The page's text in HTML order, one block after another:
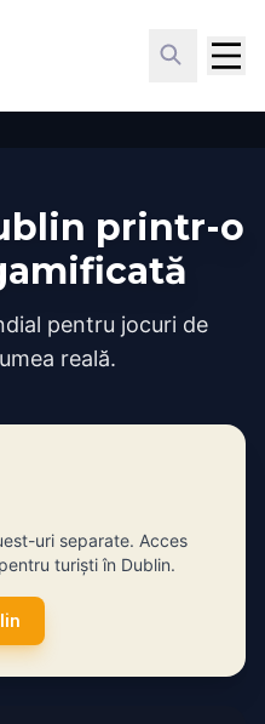
printr-o
pentru jocuri de
reală.
uri separate. Acces
turiști în Dublin.